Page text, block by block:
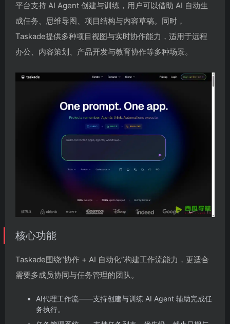
平台支持 AI Agent 创建与训练，用户可以借助 AI 自动生
成任务、思维导图、项目结构与内容草稿。同时，
Taskade提供多种项目视图与实时协作能力，适用于远程
办公、内容策划、产品开发与教育协作等多种场景。
核心功能
Taskade围绕“协作 + AI 自动化”构建工作流能力，更适合
需要多成员协同与任务管理的团队。
AI代理工作流——支持创建与训练 AI Agent 辅助完成任
务执行。